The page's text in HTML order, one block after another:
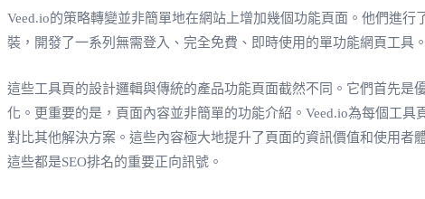
Veed.io的策略轉變並非簡單地在網站上增加幾個功能頁面。他們
裝，開發了一系列無需登入、完全免費、即時使用的單功能網頁工具
這些工具頁的設計邏輯與傳統的產品功能頁面截然不同。它們首先是
化。更重要的是，頁面內容並非簡單的功能介紹。Veed.io為每個工
對比其他解決方案。這些內容極大地提升了頁面的資訊價值和使用者
這些都是SEO排名的重要正向訊號。